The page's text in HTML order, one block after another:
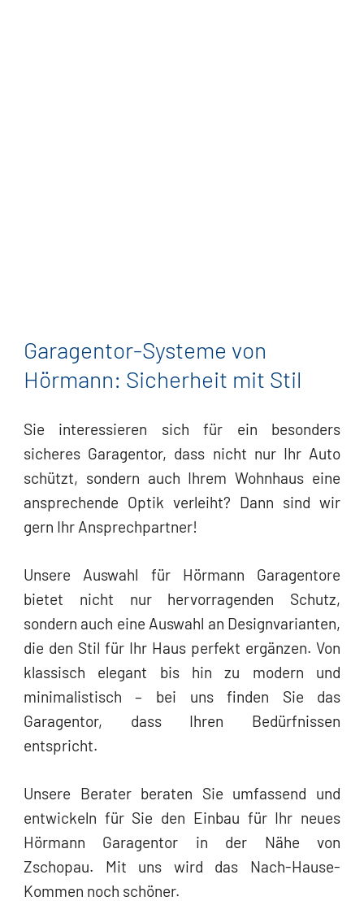
Garagentor-Systeme von
Hörmann: Sicherheit mit Stil
Sie interessieren sich für ein besonders
sicheres Garagentor, dass nicht nur Ihr Auto
schützt, sondern auch Ihrem Wohnhaus eine
ansprechende Optik verleiht? Dann sind wir
gern Ihr Ansprechpartner!
Unsere Auswahl für Hörmann Garagentore
bietet nicht nur hervorragenden Schutz,
sondern auch eine Auswahl an Designvarianten,
die den Stil für Ihr Haus perfekt ergänzen. Von
klassisch elegant bis hin zu modern und
minimalistisch – bei uns finden Sie das
Garagentor, dass Ihren Bedürfnissen
entspricht.
Unsere Berater beraten Sie umfassend und
entwickeln für Sie den Einbau für Ihr neues
Hörmann Garagentor in der Nähe von
Zschopau. Mit uns wird das Nach-Hause-
Kommen noch schöner.